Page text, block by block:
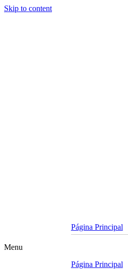
Skip to content
Página Principal
Menu
Página Principal